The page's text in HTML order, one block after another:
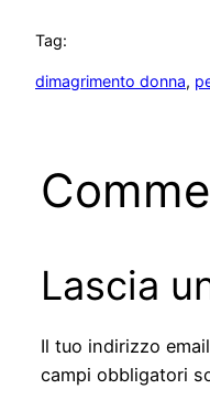
Tag:
dimagrimento donna,
Lascia
Il tuo indirizzo
campi obbligatori